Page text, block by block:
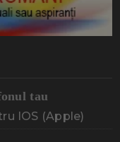
tau
IOS (Apple)